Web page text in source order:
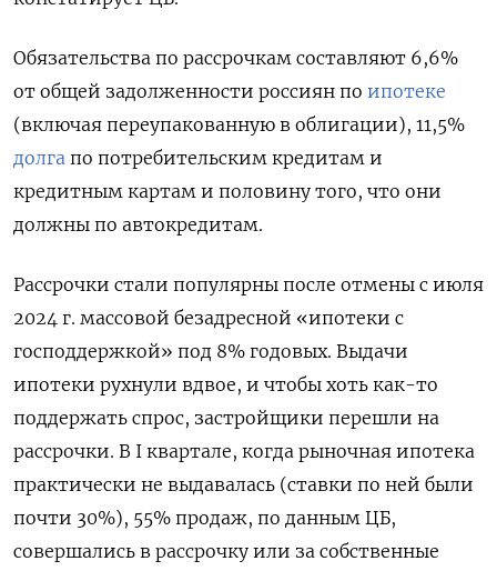
Обязательства по рассрочкам составляют 6,6%
от общей задолженности россиян по ипотеке
(включая переупакованную в облигации), 11,5%
долга по потребительским кредитам и
кредитным картам и половину того, что они
должны по автокредитам.
Рассрочки стали популярны после отмены с июля
2024 г. массовой безадресной «ипотеки с
господдержкой» под 8% годовых. Выдачи
ипотеки рухнули вдвое, и чтобы хоть как-то
поддержать спрос, застройщики перешли на
рассрочки. В I квартале, когда рыночная ипотека
практически не выдавалась (ставки по ней были
почти 30%), 55% продаж, по данным ЦБ,
совершались в рассрочку или за собственные